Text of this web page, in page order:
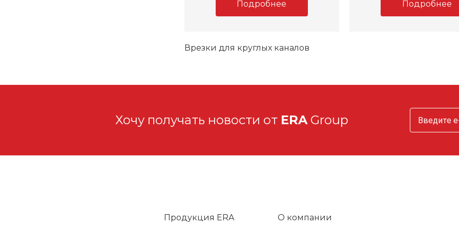
Подробнее Подробнее
Врезки для круглых каналов
Хочу получать новости от ERAGroup
Продукция ERA О компании